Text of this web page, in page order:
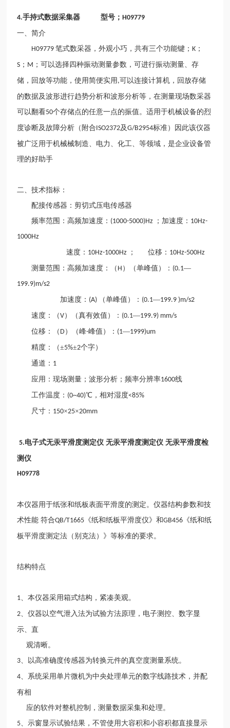
4.手持式数据采集器 型号；H09779
一、简介
H09779笔式数采器，外观小巧，共有三个功能键；K ；
S ； M ；可以选择四种振动测量参数，可进行振动测量、存
储，回放等功能，使用简便实用 ,可以连接计算机，回放存储
的数据及波形进行趋势分析和波形分析等，在测量现场数采器
可以翻看50个存储点的任意一点的振值。适用于机械设备的烈
度诊断及故障分析（附合 ISO2372及G/B2954标准）因此该仪器
被广泛用于机械械制造、电力、化工、等领域，是企业设备管
理的好助手
二、技术指标：
配接传感器：剪切式压电传感器
频率范围：高频加速度： (1000-5000)Hz ；加速度： 10Hz-
1000Hz
速度： 10Hz-1000Hz ； 位移： 10Hz-500Hz
测量范围：高频加速度：（ H ）（单峰值）： (0.1—
199.9)m/s2
加速度： (A) （单峰值）： (0.1—199.9 )m/s2
速度：（V）（真有效值）： (0.1—199.9) mm/s
位移：（ D）（峰-峰值）： (1—1999)um
精度：（±5%±2个字）
通道： 1
应用：现场测量；波形分析；频率分辨率1600线
工作温度： (0~40)℃，相对湿度<85%
尺寸： 150×25×20mm
5. 电子式无汞平滑度测定仪 无汞平滑度测定仪 无汞平滑度检
测仪
H09778
本仪器用于纸张和纸板表面平滑度的测定。仪器结构参数和技
术性能 符合QB/T1665 《纸和纸板平滑度仪》和GB456 《纸和纸
板平滑度测定法（别克法）》等标准的要求。
结构特点
1 、本仪器采用箱式结构，紧凑美观。
2 、仪器以空气泄入法为试验方法原理，电子测控、数字显
示、直
观清晰。
3 、以高准确度传感器为转换元件的真空度测量系统。
4 、系统采用单片微机为中央处理单元的数字线路技术，并配
有相
应的软件对整机控制，测量数据采集和处理。
5 、示窗显示试验结果，不管使用大容积和小容积都直接显示